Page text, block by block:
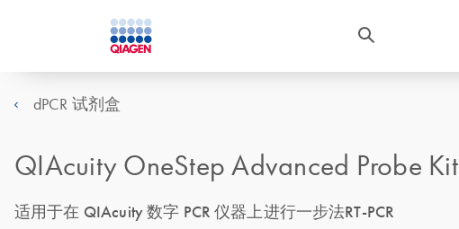
dPCR 试剂盒
QIAcuity OneStep Advanced Probe Kit
适用于在 QIAcuity 数字 PCR 仪器上进行一步法RT-PCR